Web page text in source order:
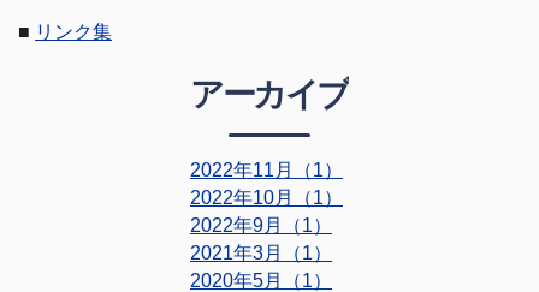
■ リンク集
アーカイブ
2022年11月（1）
2022年10月（1）
2022年9月（1）
2021年3月（1）
2020年5月（1）